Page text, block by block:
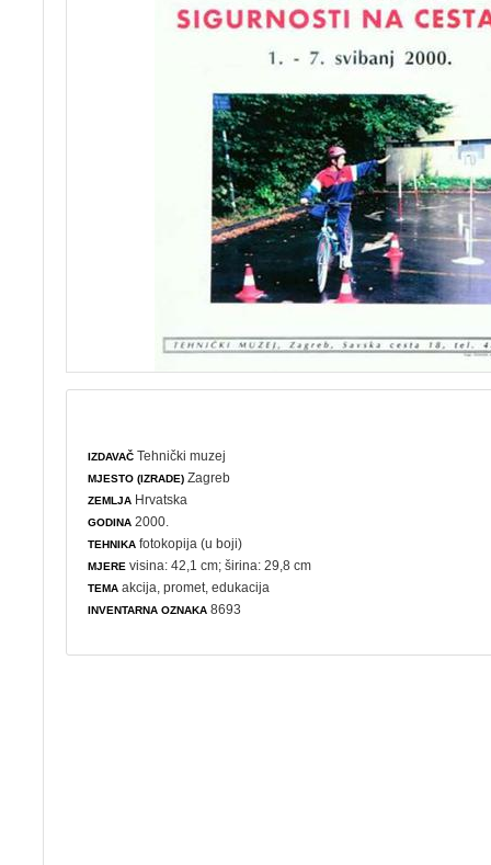
IZDAVAČ Tehnički muzej
MJESTO (IZRADE) Zagreb
ZEMLJA Hrvatska
GODINA 2000.
TEHNIKA fotokopija (u boji)
MJERE visina: 42,1 cm; širina: 29,8 cm
TEMA akcija ,promet ,edukacija
INVENTARNA OZNAKA 8693